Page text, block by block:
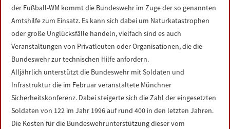
der Fußball-WM kommt die Bundeswehr im Zuge der so genannten
Amtshilfe zum Einsatz. Es kann sich dabei um Naturkatastrophen
oder große Unglücksfälle handeln, vielfach sind es auch
Veranstaltungen von Privatleuten oder Organisationen, die die
Bundeswehr zur technischen Hilfe anfordern.
Alljährlich unterstützt die Bundeswehr mit Soldaten und
Infrastruktur die im Februar veranstaltete Münchner
Sicherheitskonferenz. Dabei steigerte sich die Zahl der eingesetzten
Soldaten von 122 im Jahr 1996 auf rund 400 in den letzten Jahren.
Die Kosten für die Bundeswehrunterstützung dieser vom